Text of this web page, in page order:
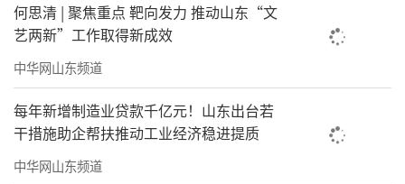
何思清 | 聚焦重点 靶向发力 推动山东“文
艺两新”工作取得新成效
中华网山东频道
每年新增制造业贷款千亿元！山东出台若
干措施助企帮扶推动工业经济稳进提质
中华网山东频道